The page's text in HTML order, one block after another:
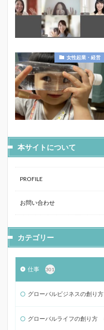
女性起業・経営
本サイトについて
PROFILE
お問い合わせ
カテゴリー
仕事 301
グローバルビジネスの創り方
グローバルライフの創り方